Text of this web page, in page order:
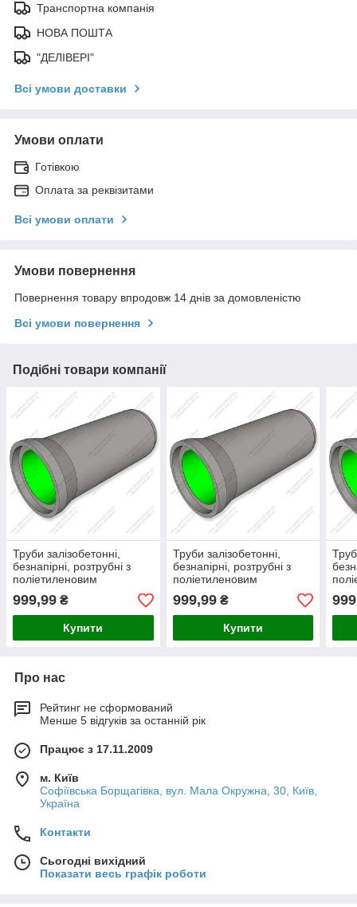
Транспортна компанія
НОВА ПОШТА
"ДЕЛІВЕРІ"
Всі умови доставки
Умови оплати
Готівкою
Оплата за реквізитами
Всі умови оплати
Умови повернення
Повернення товару впродовж 14 днів за домовленістю
Всі умови повернення
Подібні товари компанії
Труби залізобетонні,
безнапірні, розтрубні з
поліетиленовим
облицюванням ТС 140.30-
2-П
999,99 ₴
Купити
Труби залізобетонні,
безнапірні, розтрубні з
поліетиленовим
облицюванням ТС 100.30-
3-П
999,99₴
Купити
2-П
Про нас
Рейтинг не сформований
Менше 5 відгуків за останній рік
Працює з 17.11.2009
м. Київ
Софіївська Борщагівка, вул. Мала Окружна, 30, Київ,
Україна
Контакти
Сьогодні вихідний
Показати весь графік роботи